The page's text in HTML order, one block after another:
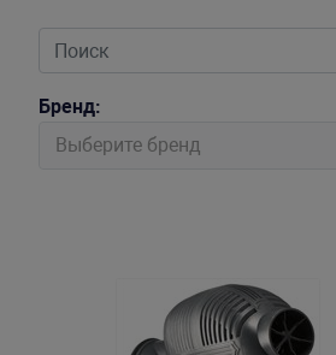
Бренд:
Выберите бренд